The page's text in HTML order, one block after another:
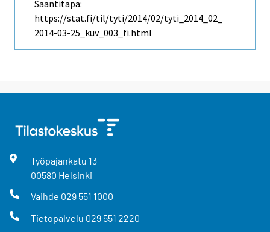
Saantitapa:
https://stat.fi/til/tyti/2014/02/tyti_2014_02_
2014-03-25_kuv_003_fi.html
Työpajankatu 13
00580 Helsinki
Vaihde 029 551 1000
Tietopalvelu 029 551 2220